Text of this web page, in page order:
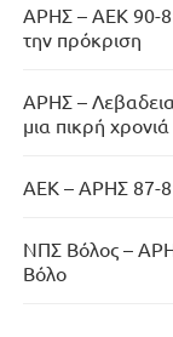
ΑΡΗΣ – ΑΕΚ 90-
την πρόκριση
ΑΡΗΣ –
μια πικρή χρονιά
ΑΕΚ – ΑΡΗΣ 87-
ΝΠΣ Βόλος –
Βόλο